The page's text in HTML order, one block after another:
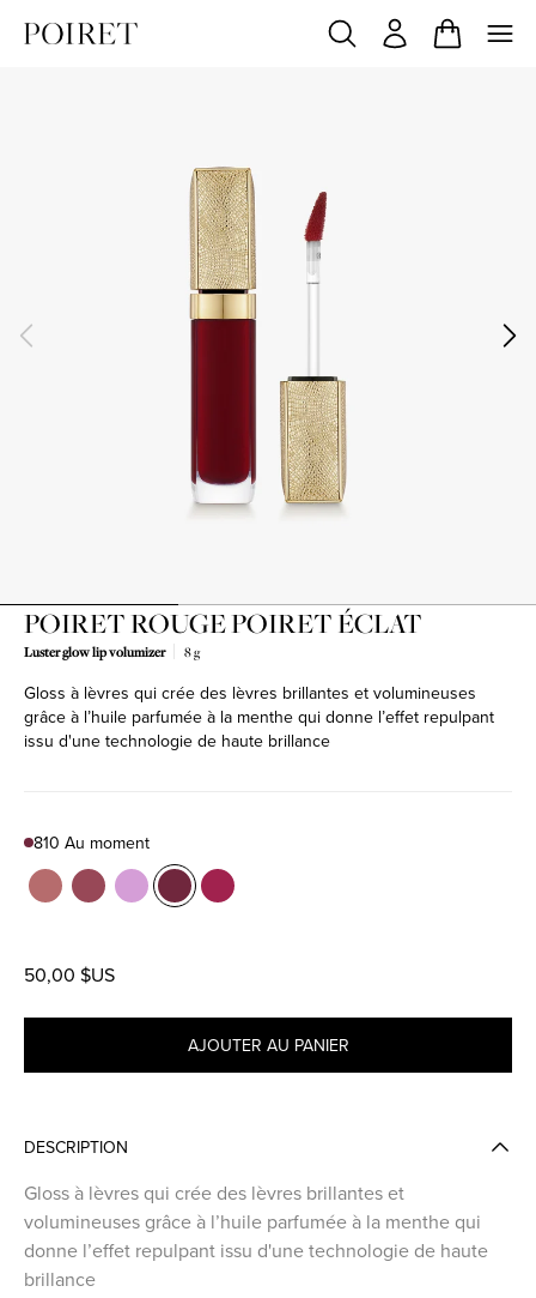
POIRET ROUGE POIRET ÉCLAT
Luster glow lip volumizer 8 g
Gloss à lèvres qui crée des lèvres brillantes et volumineuses
grâce à l’huile parfumée à la menthe qui donne l’effet repulpant
issu d'une technologie de haute brillance
Color
810 Au moment
106 Chuchotis
Product variant in stock
209 À toi
Product variant in stock
809 Enlluné
Product variant in stock
810 Au moment
Product variant in stock
811 Tyrian purple
Product variant in stock
50,00 $US
AJOUTER AU PANIER
DESCRIPTION
Gloss à lèvres qui crée des lèvres brillantes et
volumineuses grâce à l’huile parfumée à la menthe qui
donne l’effet repulpant issu d'une technologie de haute
brillance